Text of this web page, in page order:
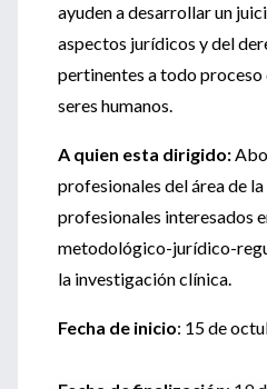
ayuden a desarrollar un
aspectos jurídicos y del
pertinentes a todo proceso
seres humanos.
A quien esta dirigido:
profesionales del área de
profesionales interesados
metodológico-jurídico-
la investigación clínica.
Fecha de inicio: 15 de